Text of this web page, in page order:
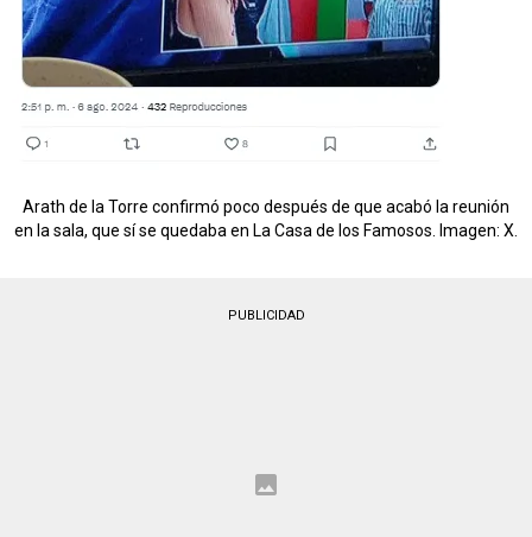
Arath de la Torre confirmó poco después de que acabó la reunión
en la sala, que sí se quedaba en La Casa de los Famosos. Imagen: X.
PUBLICIDAD